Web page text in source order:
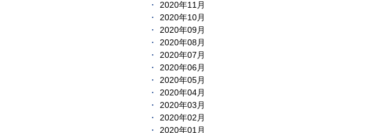
2020年11月
2020年10月
2020年09月
2020年08月
2020年07月
2020年06月
2020年05月
2020年04月
2020年03月
2020年02月
2020年01月